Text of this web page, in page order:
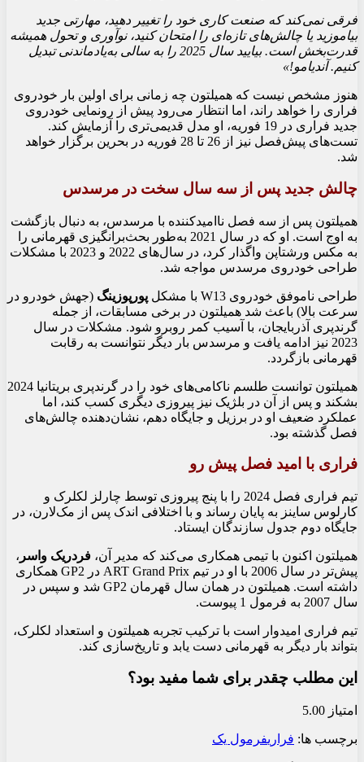
فرقی نمی‌کند که صنعت کاری خود را تغییر دهید، مهارتی جدید
بیاموزید یا چالش‌های تازه‌ای را امتحان کنید، نوآوری و تحول همیشه
قدرت‌بخش است. بیایید سال 2025 را به سالی به‌یادماندنی تبدیل
کنیم. آندیامو!»
هنوز مشخص نیست که همیلتون چه زمانی برای اولین بار خودروی
فراری را خواهد راند، اما انتظار می‌رود پیش از رونمایی خودروی
جدید فراری در 19 فوریه، او مدل قدیمی‌تری را آزمایش کند.
تست‌های پیش‌فصل نیز از 26 تا 28 فوریه در بحرین برگزار خواهد
شد.
چالش جدید پس از سه سال سخت در مرسدس
همیلتون پس از سه فصل ناامیدکننده با مرسدس، به دنبال بازگشت
به اوج است. او که در سال 2021 به‌طور بحث‌برانگیزی قهرمانی را
به مکس ورشتاپن واگذار کرد، در سال‌های 2022 و 2023 با مشکلات
طراحی خودروی مرسدس مواجه شد.
طراحی ناموفق خودروی W13 با مشکل پورپوزینگ (جهش خودرو در
سرعت بالا) باعث شد همیلتون در برخی مسابقات، از جمله
گرندپری آذربایجان، با آسیب کمر روبرو شود. مشکلات در سال
2023 نیز ادامه یافت و مرسدس بار دیگر نتوانست به رقابت
قهرمانی بازگردد.
همیلتون توانست طلسم ناکامی‌های خود را در گرندپری بریتانیا 2024
بشکند و پس از آن در بلژیک نیز پیروزی دیگری کسب کند، اما
عملکرد ضعیف او در برزیل و جایگاه دهم، نشان‌دهنده چالش‌های
فصل گذشته بود.
فراری با امید فصل پیش رو
تیم فراری فصل 2024 را با پنج پیروزی توسط چارلز لکلرک و
کارلوس ساینز به پایان رساند و با اختلافی اندک پس از مک‌لارن، در
جایگاه دوم جدول سازندگان ایستاد.
همیلتون اکنون با تیمی همکاری می‌کند که مدیر آن، فردریک واسر ،
پیش‌تر در سال 2006 با او در تیم ART Grand Prix در GP2 همکاری
داشته است. همیلتون در همان سال قهرمان GP2 شد و سپس در
سال 2007 به فرمول 1 پیوست.
تیم فراری امیدوار است با ترکیب تجربه همیلتون و استعداد لکلرک،
بتواند بار دیگر به قهرمانی دست یابد و تاریخ‌سازی کند.
این مطلب چقدر برای شما مفید بود؟
امتیاز 5.00
برچسب ها: فراریفرمول یک